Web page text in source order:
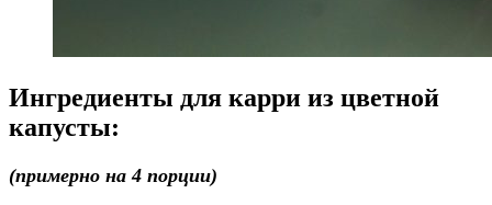
Ингредиенты для карри из цветной
капусты:
(примерно на 4 порции)